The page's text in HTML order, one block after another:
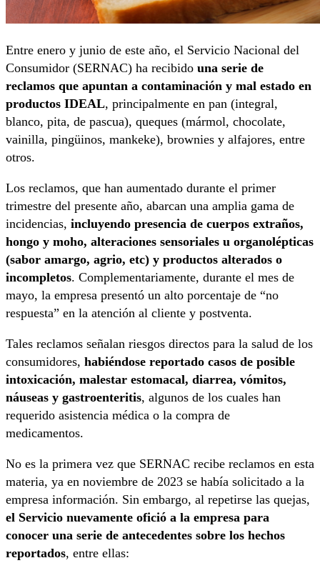
Entre enero y junio de este año, el Servicio Nacional del
Consumidor (SERNAC) ha recibido una serie de
reclamos que apuntan a contaminación y mal estado en
productos IDEAL, principalmente en pan (integral,
blanco, pita, de pascua), queques (mármol, chocolate,
vainilla, pingüinos, mankeke), brownies y alfajores, entre
otros.
Los reclamos, que han aumentado durante el primer
trimestre del presente año, abarcan una amplia gama de
incidencias, incluyendo presencia de cuerpos extraños,
hongo y moho, alteraciones sensoriales u organolépticas
(sabor amargo, agrio, etc) y productos alterados o
incompletos. Complementariamente, durante el mes de
mayo, la empresa presentó un alto porcentaje de “no
respuesta” en la atención al cliente y postventa.
Tales reclamos señalan riesgos directos para la salud de los
consumidores, habiéndose reportado casos de posible
intoxicación, malestar estomacal, diarrea, vómitos,
náuseas y gastroenteritis, algunos de los cuales han
requerido asistencia médica o la compra de
medicamentos.
No es la primera vez que SERNAC recibe reclamos en esta
materia, ya en noviembre de 2023 se había solicitado a la
empresa información. Sin embargo, al repetirse las quejas,
el Servicio nuevamente ofició a la empresa para
conocer una serie de antecedentes sobre los hechos
reportados, entre ellas: